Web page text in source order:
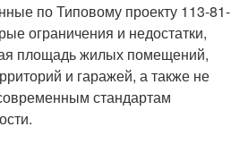
по Типовому проекту 113-81-
ограничения и недостатки,
площадь жилых помещений,
и гаражей, а также не
стандартам